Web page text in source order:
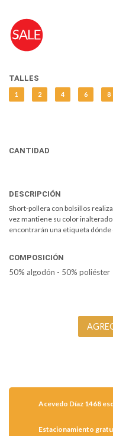
TALLES
1 2 4 6 8
CANTIDAD
DESCRIPCIÓN
Short-pollera con bolsillos
vez mantiene su color
encontrarán una etiqueta
COMPOSICIÓN
50% algodón - 50% poliéster
Acevedo Díaz 1468
Estacionamiento